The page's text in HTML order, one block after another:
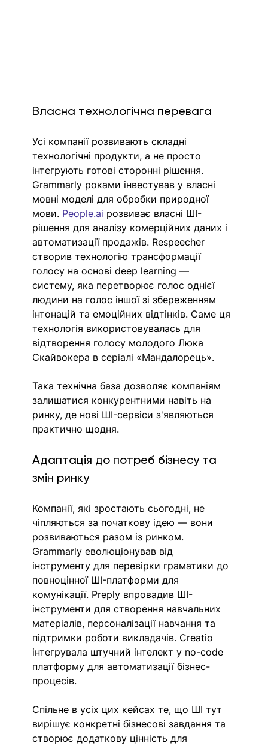
Власна технологічна перевага
Усі компанії розвивають складні
технологічні продукти, а не просто
інтегрують готові сторонні рішення.
Grammarly роками інвестував у власні
мовні моделі для обробки природної
мови. People.ai розвиває власні ШI-
рішення для аналізу комерційних даних і
автоматизації продажів. Respeecher
створив технологію трансформації
голосу на основі deep learning —
систему, яка перетворює голос однієї
людини на голос іншої зі збереженням
інтонацій та емоційних відтінків. Саме ця
технологія використовувалась для
відтворення голосу молодого Люка
Скайвокера в серіалі «Мандалорець».
Така технічна база дозволяє компаніям
залишатися конкурентними навіть на
ринку, де нові ШI-сервіси з'являються
практично щодня.
Адаптація до потреб бізнесу та
змін ринку
Компанії, які зростають сьогодні, не
чіпляються за початкову ідею — вони
розвиваються разом із ринком.
Grammarly еволюціонував від
інструменту для перевірки граматики до
повноцінної ШI-платформи для
комунікації. Preply впровадив ШI-
інструменти для створення навчальних
матеріалів, персоналізації навчання та
підтримки роботи викладачів. Creatio
інтегрувала штучний інтелект у no-code
платформу для автоматизації бізнес-
процесів.
Спільне в усіх цих кейсах те, що ШІ тут
вирішує конкретні бізнесові завдання та
створює додаткову цінність для